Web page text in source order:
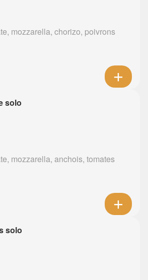
mozzarella, chorizo, poivrons
solo
mozzarella, anchois, tomates
solo